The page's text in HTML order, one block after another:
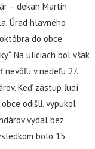
– dekan Martin
Úrad hlavného
do obce
Na uliciach bol však
v nedeľu 27.
Keď zástup ľudí
odišli, vypukol
vydal bez
bolo 15